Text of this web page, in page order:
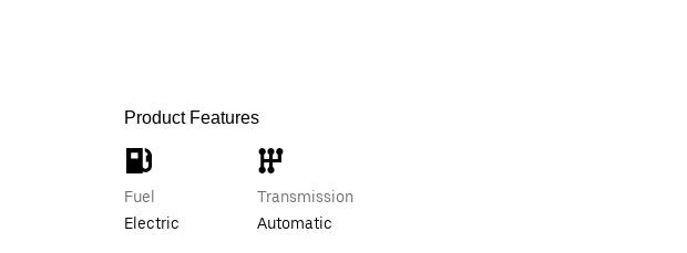
Product Features
Fuel
Electric
Transmission
Automatic